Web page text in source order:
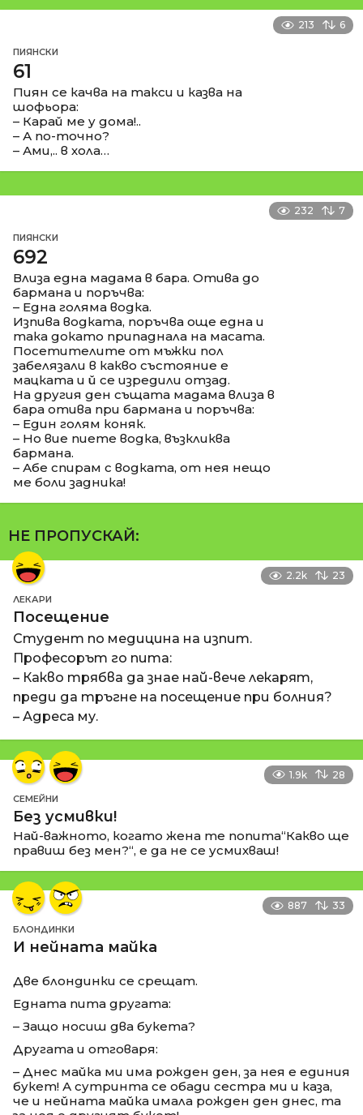
213 6
ПИЯНСКИ
61
Пиян се качва на такси и казва на
шофьора:
– Карай ме у дома!..
– А по-точно?
– Ами,.. в хола…
232 7
ПИЯНСКИ
692
Влиза една мадама в бара. Отива до
бармана и поръчва:
– Една голяма водка.
Изпива водката, поръчва още една и
така докато припаднала на масата.
Посетителите от мъжки пол
забелязали в какво състояние е
мацката и й се изредили отзад.
На другия ден същата мадама влиза в
бара отива при бармана и поръчва:
– Един голям коняк.
– Но вие пиете водка, възкликва
бармана.
– Абе спирам с водката, от нея нещо
ме боли задника!
НЕ ПРОПУСКАЙ:
2.2k 23
ЛЕКАРИ
Посещение
Студент по медицина на изпит.
Професорът го пита:
– Какво трябва да знае най-вече лекарят,
преди да тръгне на посещение при болния?
– Адреса му.
1.9k 28
СЕМЕЙНИ
Без усмивки!
Най-важното, когато жена те попита“Какво ще
правиш без мен?“, е да не се усмихваш!
887 33
БЛОНДИНКИ
И нейната майка
Две блондинки се срещат.
Едната пита другата:
– Защо носиш два букета?
Другата и отговаря:
– Днес майка ми има рожден ден, за нея е единия
букет! А сутринта се обади сестра ми и каза,
че и нейната майка имала рожден ден днес, та